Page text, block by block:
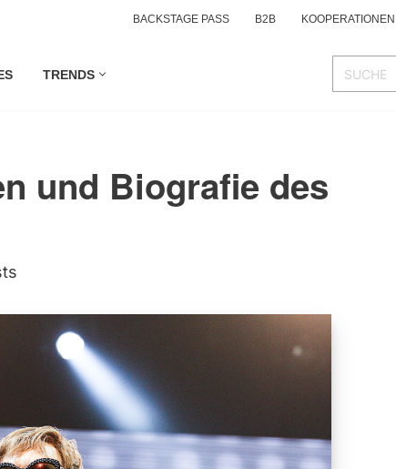
BACKSTAGE PASS B2B KOOPERATIONEN
TRENDS
und Biografie des